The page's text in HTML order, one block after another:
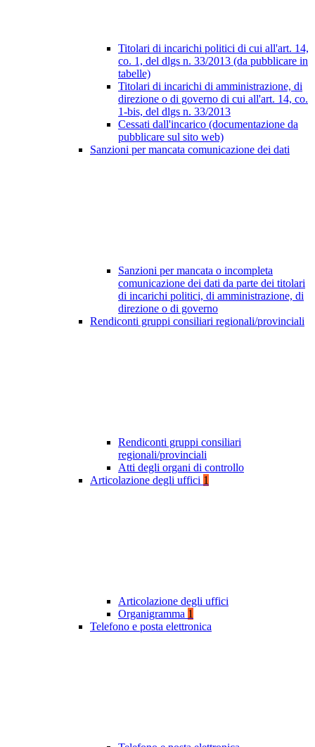
Titolari di incarichi politici di cui all'art. 14,
co. 1, del dlgs n. 33/2013 (da pubblicare in
tabelle)
Titolari di incarichi di amministrazione, di
direzione o di governo di cui all'art. 14, co.
1-bis, del dlgs n. 33/2013
Cessati dall'incarico (documentazione da
pubblicare sul sito web)
Sanzioni per mancata comunicazione dei dati
Sanzioni per mancata o incompleta
comunicazione dei dati da parte dei titolari
di incarichi politici, di amministrazione, di
direzione o di governo
Rendiconti gruppi consiliari regionali/provinciali
Rendiconti gruppi consiliari
regionali/provinciali
Atti degli organi di controllo
Articolazione degli uffici 1
Articolazione degli uffici
Organigramma 1
Telefono e posta elettronica